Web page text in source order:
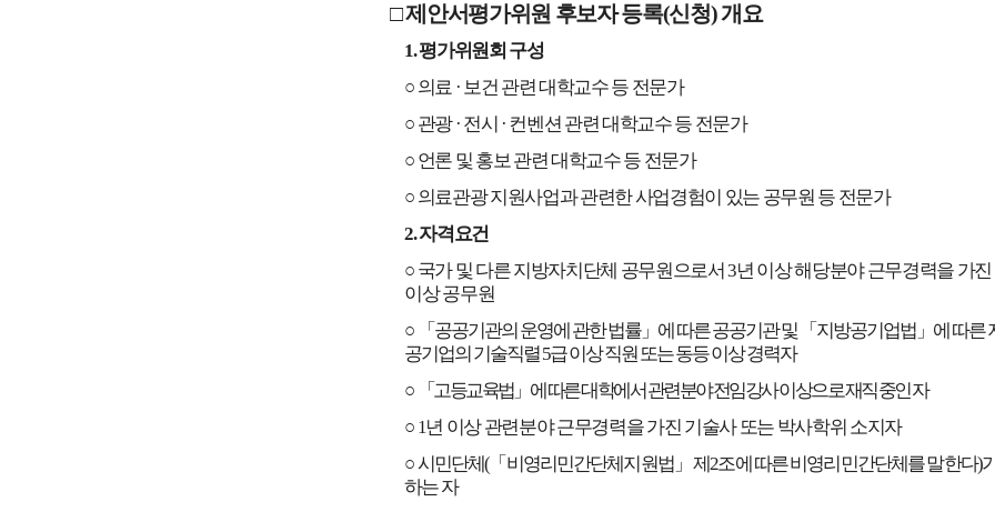
□제안서평가위원 후보자 등록(신청)개요
1.평가위원회 구성
○ 의료 · 보건 관련 대학교수 등 전문가
○ 관광 · 전시 · 컨벤션 관련 대학교수 등 전문가
○ 언론 및 홍보 관련 대학교수 등 전문가
○ 의료관광 지원사업과 관련한 사업경험이 있는 공무원 등 전문가
2.자격요건
○ 국가 및 다른 지방자치단체 공무원으로서3년 이상 해당분야 근무경력을 가진
이상 공무원
○
「 공공기관의 운영에 관한 법률」 에 따른 공공기관 및 「 지방공기업법」 에 따른
공기업의 기술직렬5급 이상 직원 또는 동등 이상 경력자
○
「 고등교육법」 에 따른 대학에서 관련분야 전임강사 이상으로 재직 중인 자
○ 1년 이상 관련분야 근무경력을 가진 기술사 또는 박사학위 소지자
○시민단체(「 비영리민간단체지원법」제2조에 따른 비영리민간단체를 말한다)
하는 자